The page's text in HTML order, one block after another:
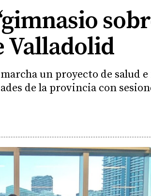
Valladolid
un proyecto de salud
de la provincia con